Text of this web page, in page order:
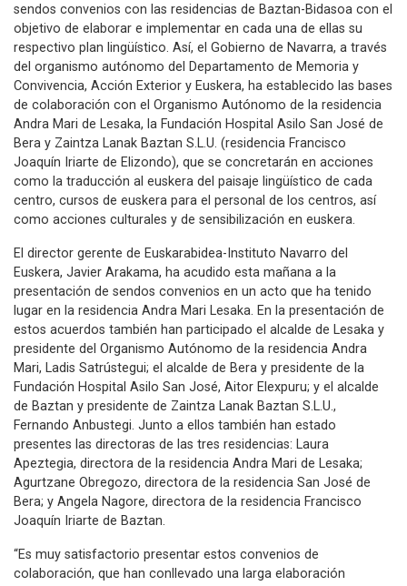
sendos convenios con las residencias de Baztan-Bidasoa con el
objetivo de elaborar e implementar en cada una de ellas su
respectivo plan lingüístico. Así, el Gobierno de Navarra, a través
del organismo autónomo del Departamento de Memoria y
Convivencia, Acción Exterior y Euskera, ha establecido las bases
de colaboración con el Organismo Autónomo de la residencia
Andra Mari de Lesaka, la Fundación Hospital Asilo San José de
Bera y Zaintza Lanak Baztan S.L.U. (residencia Francisco
Joaquín Iriarte de Elizondo), que se concretarán en acciones
como la traducción al euskera del paisaje lingüístico de cada
centro, cursos de euskera para el personal de los centros, así
como acciones culturales y de sensibilización en euskera.
El director gerente de Euskarabidea-Instituto Navarro del
Euskera, Javier Arakama, ha acudido esta mañana a la
presentación de sendos convenios en un acto que ha tenido
lugar en la residencia Andra Mari Lesaka. En la presentación de
estos acuerdos también han participado el alcalde de Lesaka y
presidente del Organismo Autónomo de la residencia Andra
Mari, Ladis Satrústegui; el alcalde de Bera y presidente de la
Fundación Hospital Asilo San José, Aitor Elexpuru; y el alcalde
de Baztan y presidente de Zaintza Lanak Baztan S.L.U.,
Fernando Anbustegi. Junto a ellos también han estado
presentes las directoras de las tres residencias: Laura
Apeztegia, directora de la residencia Andra Mari de Lesaka;
Agurtzane Obregozo, directora de la residencia San José de
Bera; y Angela Nagore, directora de la residencia Francisco
Joaquín Iriarte de Baztan.
“Es muy satisfactorio presentar estos convenios de
colaboración, que han conllevado una larga elaboración